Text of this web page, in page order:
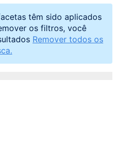
têm sido aplicados
os filtros, você
Remover todos os